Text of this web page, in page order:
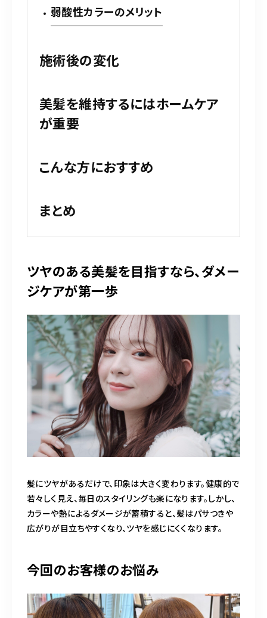
弱酸性カラーのメリット
施術後の変化
美髪を維持するにはホームケア
が重要
こんな方におすすめ
まとめ
ツヤのある美髪を目指すなら、ダメー
ジケアが第一歩
髪にツヤがあるだけで、印象は大きく変わります。健康的で
若々しく見え、毎日のスタイリングも楽になります。しかし、
カラーや熱によるダメージが蓄積すると、髪はパサつきや
広がりが目立ちやすくなり、ツヤを感じにくくなります。
今回のお客様のお悩み